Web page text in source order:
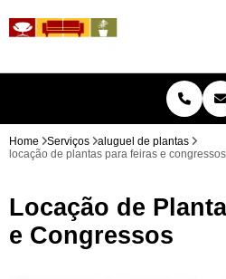
Home Serviços
aluguel de plantas
locação de plantas para feiras e congressos
Locação de
e Congressos